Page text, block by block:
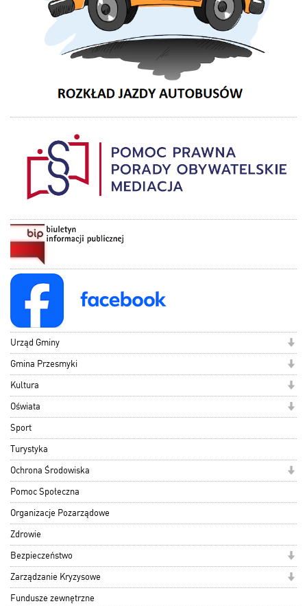
Urząd Gminy
Gmina Przesmyki
Kultura
Oświata
Sport
Turystyka
Ochrona Środowiska
Pomoc Społeczna
Organizacje Pozarządowe
Zdrowie
Bezpieczeństwo
Zarządzanie Kryzysowe
Fundusze zewnętrzne